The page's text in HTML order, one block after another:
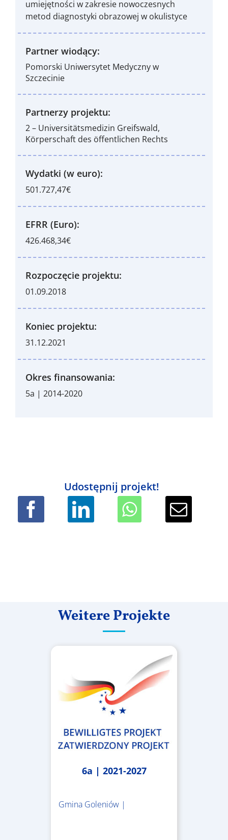
umiejętności w zakresie nowoczesnych
metod diagnostyki obrazowej w okulistyce
Partner wiodący:
Pomorski Uniwersytet Medyczny w
Szczecinie
Partnerzy projektu:
2 – Universitätsmedizin Greifswald,
Körperschaft des öffentlichen Rechts
Wydatki (w euro):
501.727,47€
EFRR (Euro):
426.468,34€
Rozpoczęcie projektu:
01.09.2018
Koniec projektu:
31.12.2021
Okres finansowania:
5a | 2014-2020
Udostępnij projekt!
Weitere Projekte
6a | 2021-2027
Gmina Goleniów |